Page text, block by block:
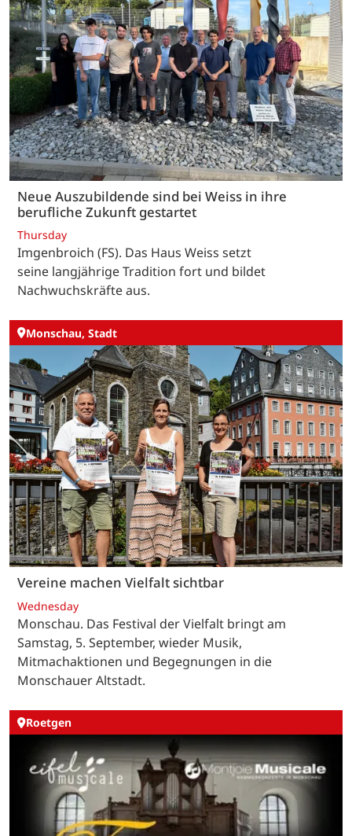
Neue Auszubildende sind bei Weiss in ihre
berufliche Zukunft gestartet
Thursday
Imgenbroich (FS). Das Haus Weiss setzt
seine langjährige Tradition fort und bildet
Nachwuchskräfte aus.
Monschau, Stadt
Vereine machen Vielfalt sichtbar
Wednesday
Monschau. Das Festival der Vielfalt bringt am
Samstag, 5. September, wieder Musik,
Mitmachaktionen und Begegnungen in die
Monschauer Altstadt.
Roetgen